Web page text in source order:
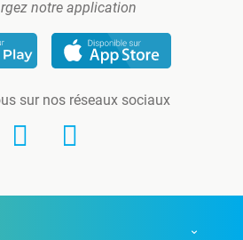
notre application
sur nos réseaux sociaux